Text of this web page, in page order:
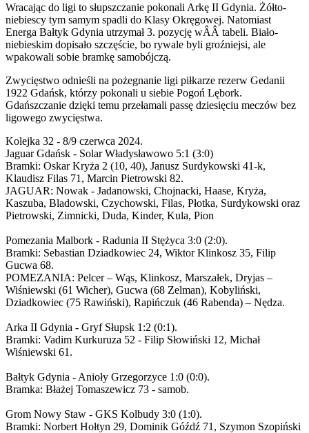
Wracając do ligi to słupszczanie pokonali Arkę II Gdynia. Żółto-
niebiescy tym samym spadli do Klasy Okręgowej. Natomiast
Energa Bałtyk Gdynia utrzymał 3. pozycję wÂÂ tabeli. Biało-
niebieskim dopisało szczęście, bo rywale byli groźniejsi, ale
wpakowali sobie bramkę samobójczą.
Zwycięstwo odnieśli na pożegnanie ligi piłkarze rezerw Gedanii
1922 Gdańsk, którzy pokonali u siebie Pogoń Lębork.
Gdańszczanie dzięki temu przełamali passę dziesięciu meczów bez
ligowego zwycięstwa.
Kolejka 32 - 8/9 czerwca 2024.
Jaguar Gdańsk - Solar Władysławowo 5:1 (3:0)
Bramki: Oskar Kryża 2 (10, 40), Janusz Surdykowski 41-k,
Klaudisz Filas 71, Marcin Pietrowski 82.
JAGUAR: Nowak - Jadanowski, Chojnacki, Haase, Kryża,
Kaszuba, Bladowski, Czychowski, Filas, Płotka, Surdykowski oraz
Pietrowski, Zimnicki, Duda, Kinder, Kula, Pion
Pomezania Malbork - Radunia II Stężyca 3:0 (2:0).
Bramki: Sebastian Dziadkowiec 24, Wiktor Klinkosz 35, Filip
Gucwa 68.
POMEZANIA: Pelcer – Wąs, Klinkosz, Marszałek, Dryjas –
Wiśniewski (61 Wicher), Gucwa (68 Zelman), Kobyliński,
Dziadkowiec (75 Rawiński), Rapińczuk (46 Rabenda) – Nędza.
Arka II Gdynia - Gryf Słupsk 1:2 (0:1).
Bramki: Vadim Kurkuruza 52 - Filip Słowiński 12, Michał
Wiśniewski 61.
Bałtyk Gdynia - Anioły Grzegorzyce 1:0 (0:0).
Bramka: Błażej Tomaszewicz 73 - samob.
Grom Nowy Staw - GKS Kolbudy 3:0 (1:0).
Bramki: Norbert Hołtyn 29, Dominik Góźdź 71, Szymon Szopiński